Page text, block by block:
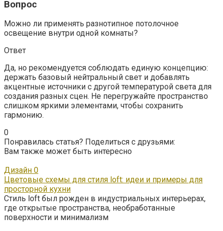
Вопрос
Можно ли применять разнотипное потолочное
освещение внутри одной комнаты?
Ответ
Да, но рекомендуется соблюдать единую концепцию:
держать базовый нейтральный свет и добавлять
акцентные источники с другой температурой света для
создания разных сцен. Не перегружайте пространство
слишком яркими элементами, чтобы сохранить
гармонию.
0
Понравилась статья? Поделиться с друзьями:
Вам также может быть интересно
Дизайн 0
Цветовые схемы для стиля loft: идеи и примеры для
просторной кухни
Стиль loft был рожден в индустриальных интерьерах,
где открытые пространства, необработанные
поверхности и минимализм